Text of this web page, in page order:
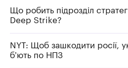
Що робить підрозділ
Deep Strike?
NYT: Щоб зашкодити росії,
б’ють по НПЗ